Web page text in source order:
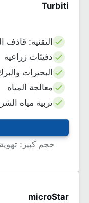
Turbiti
التقنية:
دفيئات زراعية
البحيرات
معالجة المياه
تربية مياه
حجم كبير:
microStar